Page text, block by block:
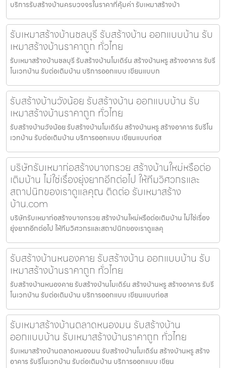
บริการรับสร้างบ้านครบวงจรในราคาที่คุ้มค่า รับเหมาสร้างบ้า
รับเหมาสร้างบ้านชลบุรี รับสร้างบ้าน ออกแบบบ้าน รับ
เหมาสร้างบ้านราคาถูก ทั่วไทย
รับเหมาสร้างบ้านชลบุรี รับสร้างบ้านโมเดิร์น สร้างบ้านหรู สร้างอาคาร รับรี
โนเวทบ้าน รับต่อเติมบ้าน บริการออกแบบ เขียนแบบก
รับสร้างบ้านวังน้อย รับสร้างบ้าน ออกแบบบ้าน รับ
เหมาสร้างบ้านราคาถูก ทั่วไทย
รับสร้างบ้านวังน้อย รับสร้างบ้านโมเดิร์น สร้างบ้านหรู สร้างอาคาร รับรีโน
เวทบ้าน รับต่อเติมบ้าน บริการออกแบบ เขียนแบบก่อส
บริษัทรับเหมาก่อสร้างบางกรวย สร้างบ้านใหม่หรือต่อ
เติมบ้าน ไม่ใช่เรื่องยุ่งยากอีกต่อไป ให้ทีมวิศวกรและ
สถาปนิกของเราดูแลคุณ ติดต่อ รับเหมาสร้าง
บ้าน.com
บริษัทรับเหมาก่อสร้างบางกรวย สร้างบ้านใหม่หรือต่อเติมบ้าน ไม่ใช่เรื่อง
ยุ่งยากอีกต่อไป ให้ทีมวิศวกรและสถาปนิกของเราดูแลคุ
รับสร้างบ้านหนองคาย รับสร้างบ้าน ออกแบบบ้าน รับ
เหมาสร้างบ้านราคาถูก ทั่วไทย
รับสร้างบ้านหนองคาย รับสร้างบ้านโมเดิร์น สร้างบ้านหรู สร้างอาคาร รับรี
โนเวทบ้าน รับต่อเติมบ้าน บริการออกแบบ เขียนแบบก่อส
รับเหมาสร้างบ้านตลาดหนองมน รับสร้างบ้าน
ออกแบบบ้าน รับเหมาสร้างบ้านราคาถูก ทั่วไทย
รับเหมาสร้างบ้านตลาดหนองมน รับสร้างบ้านโมเดิร์น สร้างบ้านหรู สร้าง
อาคาร รับรีโนเวทบ้าน รับต่อเติมบ้าน บริการออกแบบ เขียน